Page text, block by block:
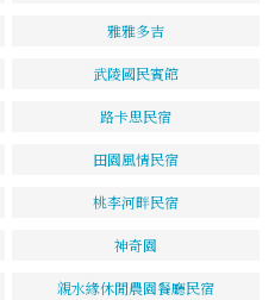
雅雅多吉
武陵國民賓館
路卡思民宿
田園風情民宿
桃李河畔民宿
神奇園
親水緣休閒農園餐廳民宿